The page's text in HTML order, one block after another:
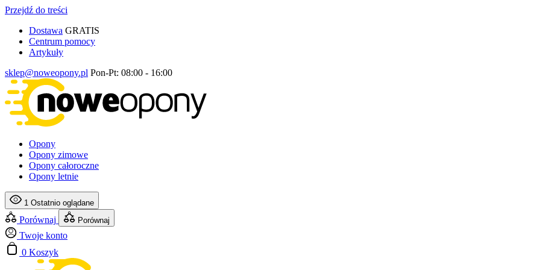
Przejdź do treści
Dostawa GRATIS
Centrum pomocy
Artykuły
sklep@noweopony.pl Pon-Pt: 08:00 - 16:00
Opony
Opony zimowe
Opony całoroczne
Opony letnie
1 Ostatnio oglądane
Porównaj Porównaj
Twoje konto
0 Koszyk